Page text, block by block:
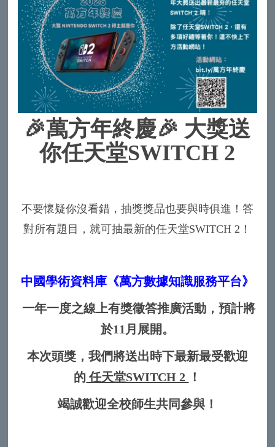
🎉萬方年終慶🎉 大獎送
你任天堂SWITCH 2
不要懷疑你沒看錯，抽獎獎品也要與時俱進！答
對所有題目，就可抽最新的任天堂SWITCH 2！
中國學術資料庫《萬方數據知識服務平台》
一年一度之線上有獎徵答推廣活動，預計將
於11月展開。
本次頭獎，我們將送出時下最新最受歡迎
的 任天堂SWITCH 2 ！
竭誠歡迎全校師生共同參與！